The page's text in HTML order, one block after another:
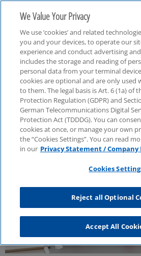
Tax
We Value Your Privacy
We use ‘cookies’ and related
you and your devices, to operate our
experience and conduct advertising
includes the storage and reading of
personal data from your terminal
cookies are optional and are only used
to them. The legal basis is Art. 6 (1a) of
Protection Regulation (GDPR) and
German Telecommunications Digital
Protection Act (TDDDG). You can
cookies at once, or manage your own
the “Cookies Settings”. You can read
in our Privacy Statement /
Cookies
Reject all Optional
Accept All